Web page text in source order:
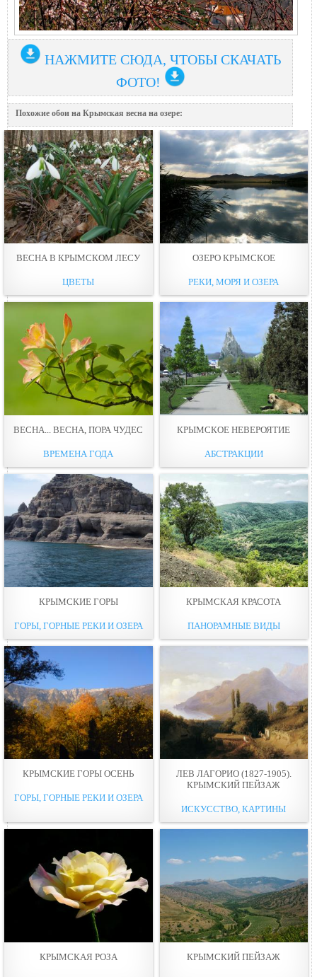
НАЖМИТЕ СЮДА, ЧТОБЫ СКАЧАТЬ
ФОТО!
Похожие обои на Крымская весна на озере:
ВЕСНА В КРЫМСКОМ ЛЕСУ
ЦВЕТЫ
ОЗЕРО КРЫМСКОЕ
РЕКИ, МОРЯ И ОЗЕРА
ВЕСНА... ВЕСНА, ПОРА ЧУДЕС
ВРЕМЕНА ГОДА
КРЫМСКОЕ НЕВЕРОЯТИЕ
АБСТРАКЦИИ
КРЫМСКИЕ ГОРЫ
ГОРЫ, ГОРНЫЕ РЕКИ И ОЗЕРА
КРЫМСКАЯ КРАСОТА
ПАНОРАМНЫЕ ВИДЫ
КРЫМСКИЕ ГОРЫ ОСЕНЬ
ГОРЫ, ГОРНЫЕ РЕКИ И ОЗЕРА
ЛЕВ ЛАГОРИО (1827-1905).
КРЫМСКИЙ ПЕЙЗАЖ
ИСКУССТВО, КАРТИНЫ
КРЫМСКАЯ РОЗА КРЫМСКИЙ ПЕЙЗАЖ